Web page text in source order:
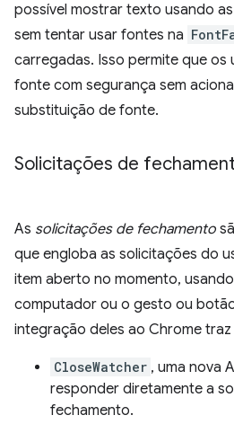
possível mostrar texto usando
sem tentar usar fontes na
carregadas. Isso permite que os
fonte com segurança sem
substituição de fonte.
Solicitações de
As solicitações de fechamento
que engloba as solicitações do
item aberto no momento,
computador ou o gesto ou
integração deles ao Chrome
CloseWatcher , uma nova
responder diretamente a
fechamento.